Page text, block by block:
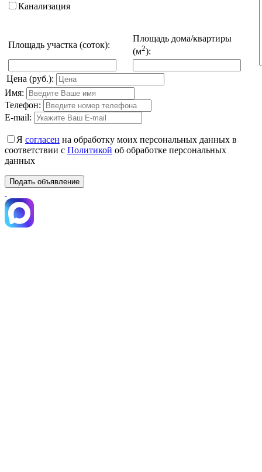
Канализация
Площадь участка (соток):
Площадь дома/квартиры
(м2):
Цена (руб.):
Имя:
Телефон:
E-mail:
Я согласен на обработку моих персональных данных в
соответствии с Политикой об обработке персональных
данных